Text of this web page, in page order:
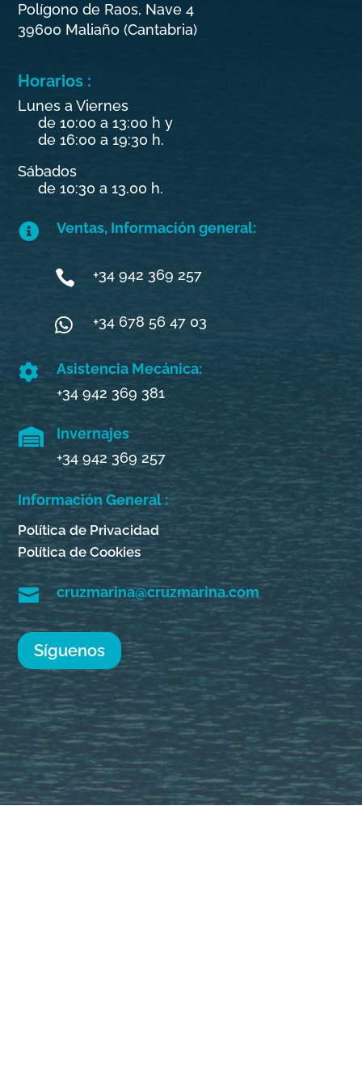
Polígono de Raos, Nave 4
39600 Maliaño (Cantabria)
Horarios :
Lunes a Viernes
de 10:00 a 13:00 h y
de 16:00 a 19:30 h.
Sábados
de 10:30 a 13.00 h.
 Ventas, Información general:
 +34 942 369 257
 +34 678 56 47 03

Asistencia Mecánica:
+34 942 369 381

Invernajes
+34 942 369 257
Información General :
Política de Privacidad
Política de Cookies
 cruzmarina@cruzmarina.com
Síguenos